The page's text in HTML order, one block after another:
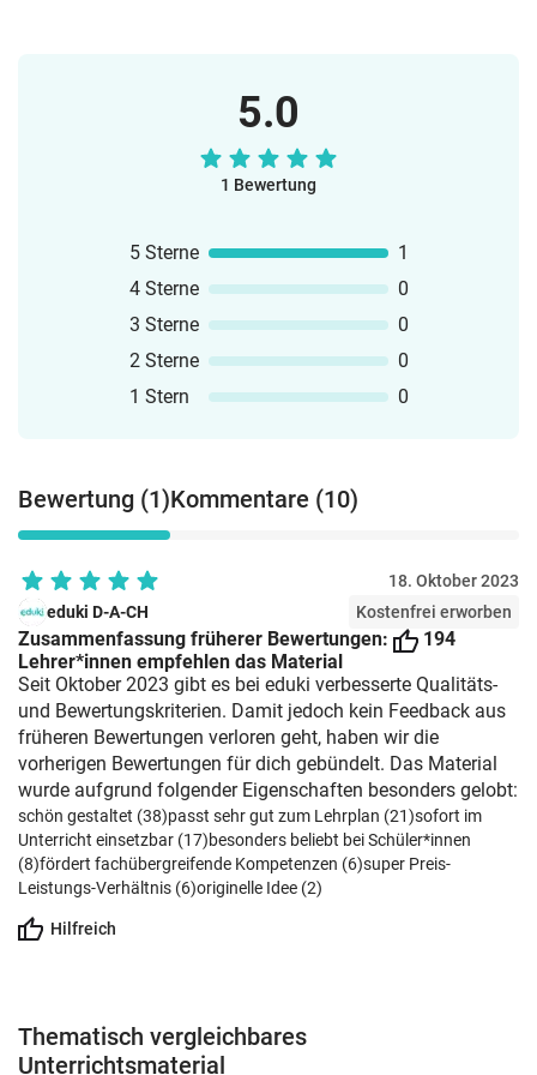
für sich oder gesammelt in einer
Freiarbeit, einem Projekt oder offenen
Lernen eingesetzt werden.Beim
Materialpaket handelt es sich um ein
"wachsendes Paket". Konkret heißt das,
"Summer" dem Paket hinzugefügt
werden. Alle, die das Paket bereits
kostenlos.
Versionen)Find your twinDomino (2
Versionen)Matching PairsPicture + Word
Cards
5.0
1 Bewertung
5 Sterne
1
4 Sterne
0
3 Sterne
0
2 Sterne
0
1 Stern
0
Bewertung (1)Kommentare (10)
18. Oktober 2023
eduki D-A-CH
Kostenfrei erworben
Zusammenfassung früherer Bewertungen:
194
Lehrer*innen empfehlen das Material
Seit Oktober 2023 gibt es bei eduki verbesserte Qualitäts-
und Bewertungskriterien. Damit jedoch kein Feedback aus
früheren Bewertungen verloren geht, haben wir die
vorherigen Bewertungen für dich gebündelt. Das Material
wurde aufgrund folgender Eigenschaften besonders gelobt:
schön gestaltet (38)passt sehr gut zum Lehrplan (21)sofort im
Unterricht einsetzbar (17)besonders beliebt bei Schüler*innen
(8)fördert fachübergreifende Kompetenzen (6)super Preis-
Leistungs-Verhältnis (6)originelle Idee (2)
Hilfreich
Thematisch vergleichbares
Unterrichtsmaterial